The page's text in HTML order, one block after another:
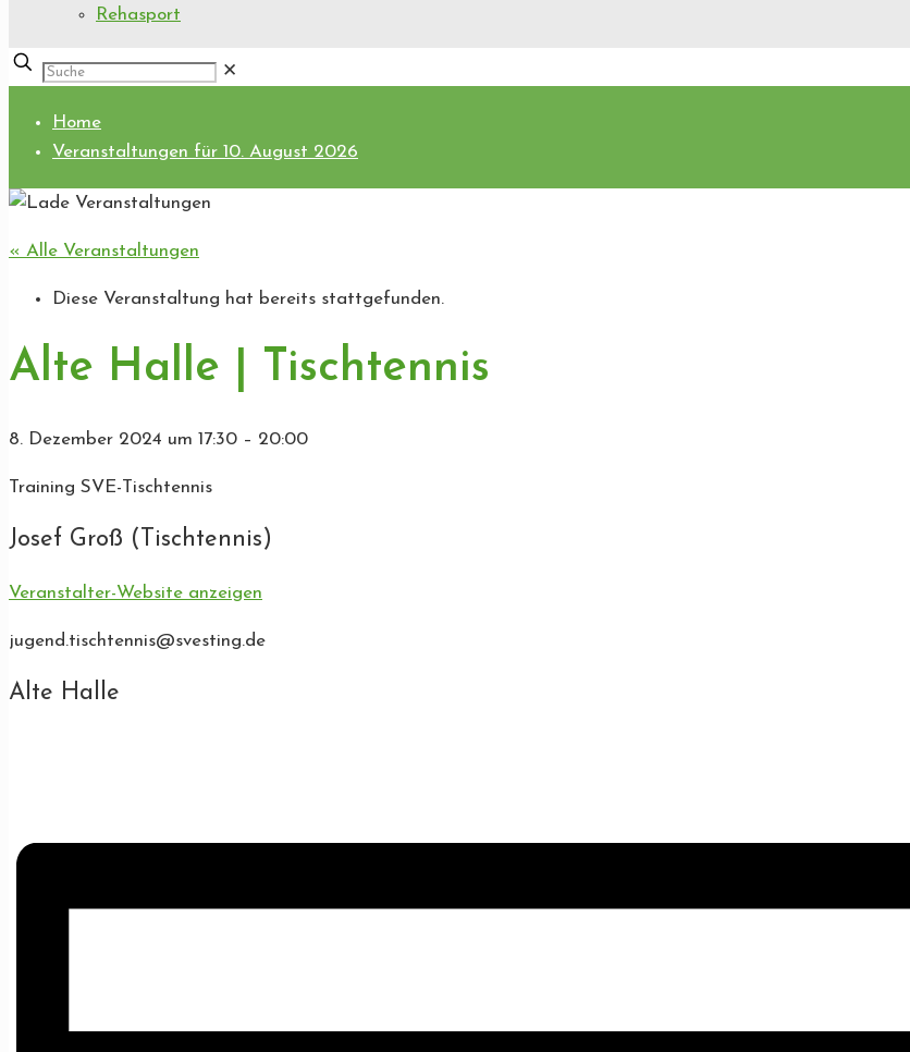
Rehasport
✕
Home
Veranstaltungen für 10. August 2026
« Alle Veranstaltungen
Diese Veranstaltung hat bereits stattgefunden.
Alte Halle | Tischtennis
8. Dezember 2024 um 17:30 – 20:00
Training SVE-Tischtennis
Josef Groß (Tischtennis)
Veranstalter-Website anzeigen
jugend.tischtennis@svesting.de
Alte Halle